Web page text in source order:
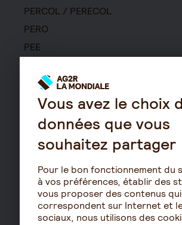
PERCOL / PERECOL
PERO
PEE
Rente viagère
Retraite
Résidence avec services
Le fonctionnement de
la retraite
Les démarches de départ
à la retraite
Le calcul de la retraite
Vous avez le choix
données que vous
souhaitez partager
Pour le bon fonctionnement du
à vos préférences, établir des
vous proposer des contenus
correspondent sur Internet et
sociaux, nous utilisons des